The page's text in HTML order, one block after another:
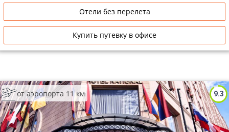
Отели без перелета
Купить путевку в офисе
9.3
от аэропорта 11 км